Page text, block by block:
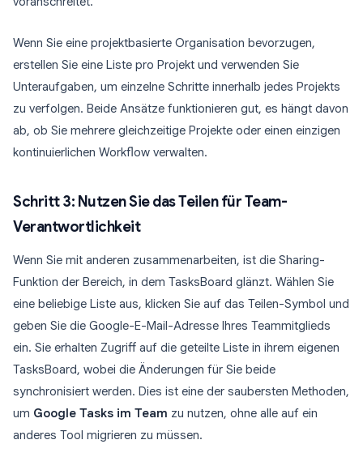
Wenn Sie eine projektbasierte Organisation bevorzugen,
erstellen Sie eine Liste pro Projekt und verwenden Sie
Unteraufgaben, um einzelne Schritte innerhalb jedes Projekts
zu verfolgen. Beide Ansätze funktionieren gut, es hängt davon
ab, ob Sie mehrere gleichzeitige Projekte oder einen einzigen
kontinuierlichen Workflow verwalten.
Schritt 3: Nutzen Sie das Teilen für Team-
Verantwortlichkeit
Wenn Sie mit anderen zusammenarbeiten, ist die Sharing-
Funktion der Bereich, in dem TasksBoard glänzt. Wählen Sie
eine beliebige Liste aus, klicken Sie auf das Teilen-Symbol und
geben Sie die Google-E-Mail-Adresse Ihres Teammitglieds
ein. Sie erhalten Zugriff auf die geteilte Liste in ihrem eigenen
TasksBoard, wobei die Änderungen für Sie beide
synchronisiert werden. Dies ist eine der saubersten Methoden,
um Google Tasks im Team zu nutzen, ohne alle auf ein
anderes Tool migrieren zu müssen.